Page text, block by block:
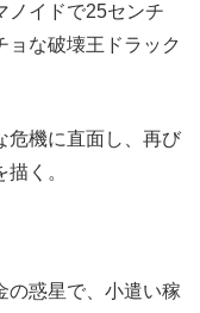
ノイドで25センチ
ョな破壊王ドラック
危機に直面し、再び
く。
の惑星で、小遣い稼